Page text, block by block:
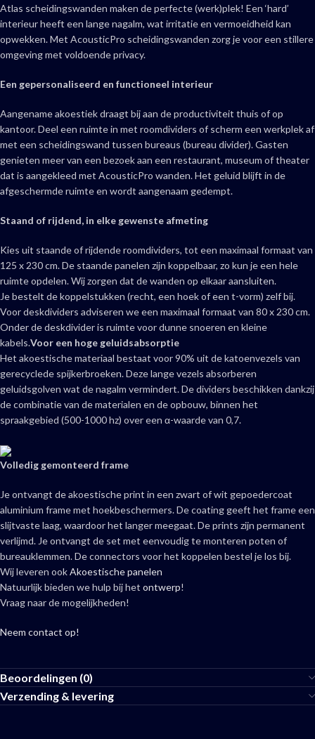
Atlas scheidingswanden maken de perfecte (werk)plek! Een ‘hard’
interieur heeft een lange nagalm, wat irritatie en vermoeidheid kan
opwekken. Met AcousticPro scheidingswanden zorg je voor een stillere
omgeving met voldoende privacy.
Een gepersonaliseerd en functioneel interieur
Aangename akoestiek draagt bij aan de productiviteit thuis of op
kantoor. Deel een ruimte in met roomdividers of scherm een werkplek af
met een scheidingswand tussen bureaus (bureau divider). Gasten
genieten meer van een bezoek aan een restaurant, museum of theater
dat is aangekleed met AcousticPro wanden. Het geluid blijft in de
afgeschermde ruimte en wordt aangenaam gedempt.
Staand of rijdend, in elke gewenste afmeting
Kies uit staande of rijdende roomdividers, tot een maximaal formaat van
125 x 230 cm. De staande panelen zijn koppelbaar, zo kun je een hele
ruimte opdelen. Wij zorgen dat de wanden op elkaar aansluiten.
Je bestelt de koppelstukken (recht, een hoek of een t-vorm) zelf bij.
Voor deskdividers adviseren we een maximaal formaat van 80 x 230 cm.
Onder de deskdivider is ruimte voor dunne snoeren en kleine
kabels.Voor een hoge geluidsabsorptie
Het akoestische materiaal bestaat voor 90% uit de katoenvezels van
gerecyclede spijkerbroeken. Deze lange vezels absorberen
geluidsgolven wat de nagalm vermindert. De dividers beschikken dankzij
de combinatie van de materialen en de opbouw, binnen het
spraakgebied (500-1000 hz) over een α-waarde van 0,7.
Volledig gemonteerd frame
Je ontvangt de akoestische print in een zwart of wit gepoedercoat
aluminium frame met hoekbeschermers. De coating geeft het frame een
slijtvaste laag, waardoor het langer meegaat. De prints zijn permanent
verlijmd. Je ontvangt de set met eenvoudig te monteren poten of
bureauklemmen. De connectors voor het koppelen bestel je los bij.
Wij leveren ookAkoestische panelen
Natuurlijk bieden we hulp bij het ontwerp!
Vraag naar de mogelijkheden!
Neem contact op!
Beoordelingen (0)
Verzending & levering